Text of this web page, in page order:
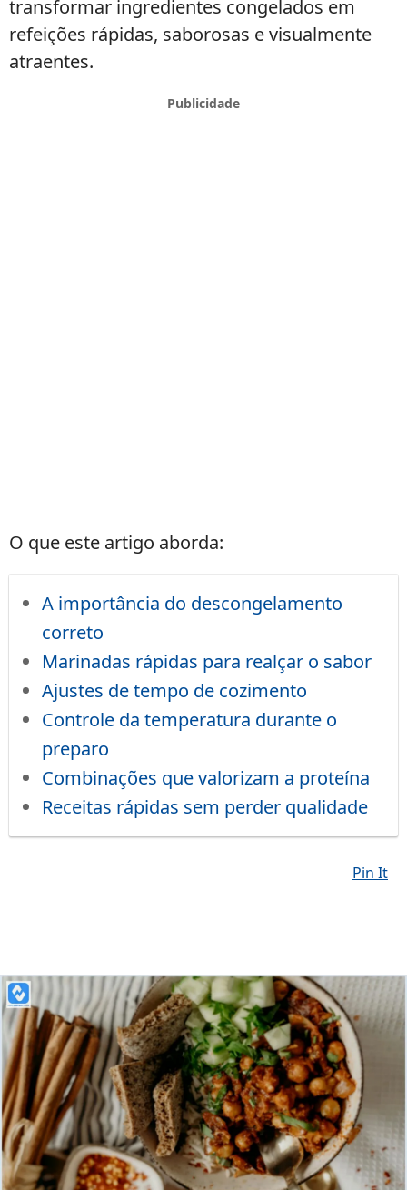
transformar ingredientes congelados em
refeições rápidas, saborosas e visualmente
atraentes.
O que este artigo aborda:
A importância do descongelamento
correto
Marinadas rápidas para realçar o sabor
Ajustes de tempo de cozimento
Controle da temperatura durante o
preparo
Combinações que valorizam a proteína
Receitas rápidas sem perder qualidade
Pin It